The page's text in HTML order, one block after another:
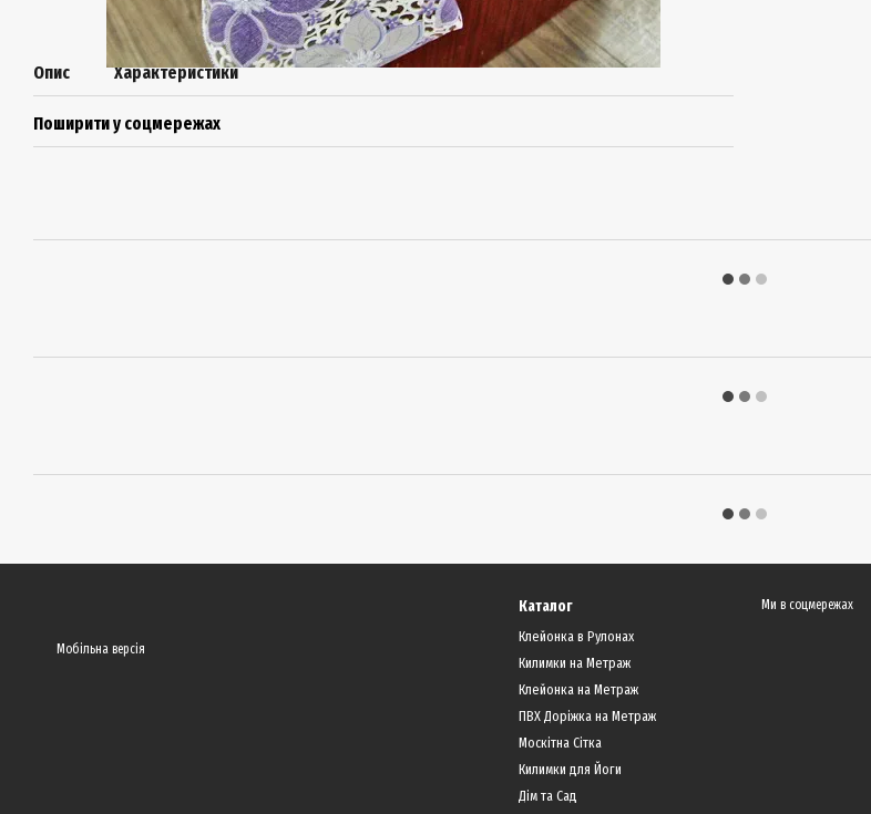
Опис Характеристики
Поширити у соцмережах
Мобільна версія
Каталог
Клейонка в Рулонах
Килимки на Метраж
Клейонка на Метраж
ПВХ Доріжка на Метраж
Москітна Сітка
Килимки для Йоги
Дім та Сад
Ми в соцмережах